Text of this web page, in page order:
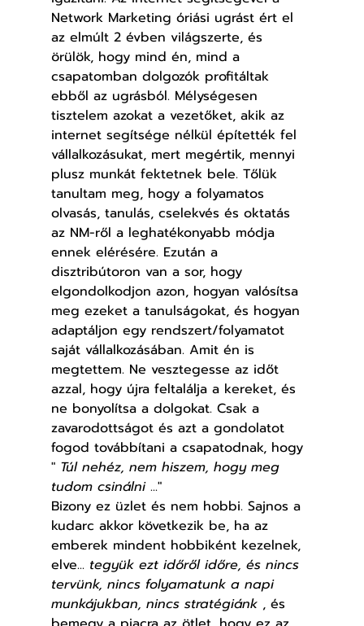
Network Marketing óriási ugrást ért el
az elmúlt 2 évben világszerte, és
örülök, hogy mind én, mind a
csapatomban dolgozók profitáltak
ebből az ugrásból. Mélységesen
tisztelem azokat a vezetőket, akik az
internet segítsége nélkül építették fel
vállalkozásukat, mert megértik, mennyi
plusz munkát fektetnek bele. Tőlük
tanultam meg, hogy a folyamatos
olvasás, tanulás, cselekvés és oktatás
az NM-ről a leghatékonyabb módja
ennek elérésére. Ezután a
disztribútoron van a sor, hogy
elgondolkodjon azon, hogyan valósítsa
meg ezeket a tanulságokat, és hogyan
adaptáljon egy rendszert/folyamatot
saját vállalkozásában. Amit én is
megtettem. Ne vesztegesse az időt
azzal, hogy újra feltalálja a kereket, és
ne bonyolítsa a dolgokat. Csak a
zavarodottságot és azt a gondolatot
fogod továbbítani a csapatodnak, hogy
" Túl nehéz, nem hiszem, hogy meg
tudom csinálni ..."
Bizony ez üzlet és nem hobbi. Sajnos a
kudarc akkor következik be, ha az
emberek mindent hobbiként kezelnek,
elve... tegyük ezt időről időre, és nincs
tervünk, nincs folyamatunk a napi
munkájukban, nincs stratégiánk , és